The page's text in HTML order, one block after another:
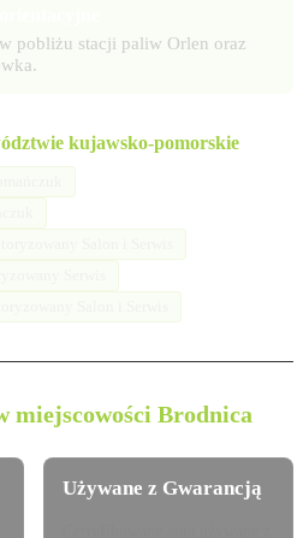
pobliżu stacji paliw Orlen oraz
kujawsko-pomorskie
miejscowości Brodnica
Używane z Gwarancją